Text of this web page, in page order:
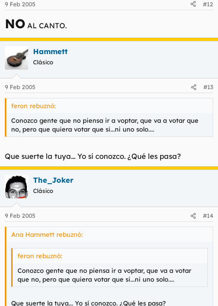
9 Feb 2005 #12
NO AL CANTO.
Hammett
Clásico
9 Feb 2005 #13
feron rebuznó:
Conozco gente que no piensa ir a voptar, que va a votar que
no, pero que quiera votar que si...ni uno solo....
Que suerte la tuya... Yo sí conozco. ¿Qué les pasa?
The_Joker
Clásico
9 Feb 2005 #14
Ana Hammett rebuznó:
feron rebuznó:
Conozco gente que no piensa ir a voptar, que va a votar
que no, pero que quiera votar que si...ni uno solo....
Que suerte la tuya... Yo sí conozco. ¿Qué les pasa?